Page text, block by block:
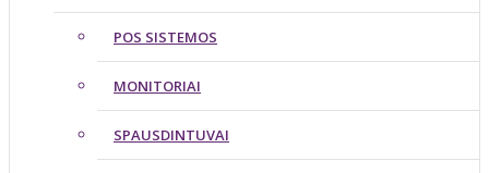
POS SISTEMOS
MONITORIAI
SPAUSDINTUVAI